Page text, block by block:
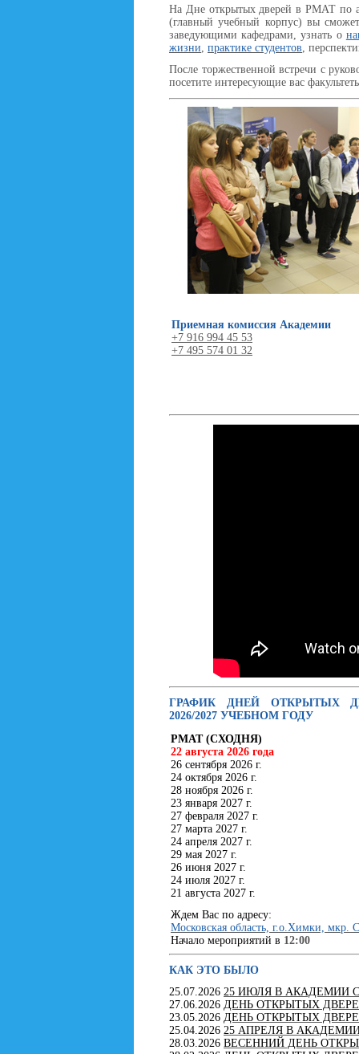
На Дне открытых дверей в РМАТ по
(главный учебный корпус) вы
заведующими кафедрами, узнать о
жизни, практике студентов,
После торжественной встречи с
посетите интересующие вас
Приемная комиссия Академии
+7 916 994 45 53
+7 495 574 01 32
ГРАФИК ДНЕЙ ОТКРЫТЫХ
2026/2027 УЧЕБНОМ ГОДУ
РМАТ (СХОДНЯ)
22 августа 2026 года
26 сентября 2026 г.
24 октября 2026 г.
28 ноября 2026 г.
23 января 2027 г.
27 февраля 2027 г.
27 марта 2027 г.
24 апреля 2027 г.
29 мая 2027 г.
26 июня 2027 г.
24 июля 2027 г.
21 августа 2027 г.
Ждем Вас по адресу:
Московская область, г.о.Химки, мкр.
Начало мероприятий в 12:00
КАК ЭТО БЫЛО
25.07.2026 25 ИЮЛЯ В АКАДЕМИИ
27.06.2026 ДЕНЬ ОТКРЫТЫХ
23.05.2026 ДЕНЬ ОТКРЫТЫХ
25.04.2026 25 АПРЕЛЯ В
28.03.2026 ВЕСЕННИЙ ДЕНЬ